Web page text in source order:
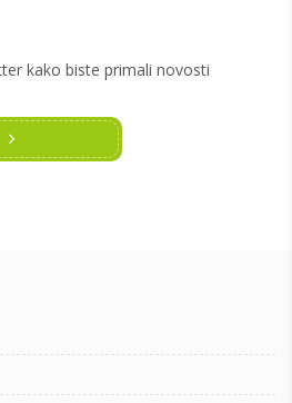
kako biste primali novosti